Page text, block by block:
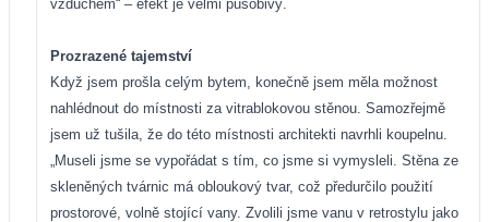
vzduchem“ – efekt je velmi působivý.
Prozrazené tajemství
Když jsem prošla celým bytem, konečně jsem měla možnost
nahlédnout do místnosti za vitrablokovou stěnou. Samozřejmě
jsem už tušila, že do této místnosti architekti navrhli koupelnu.
„Museli jsme se vypořádat s tím, co jsme si vymysleli. Stěna ze
skleněných tvárnic má obloukový tvar, což předurčilo použití
prostorové, volně stojící vany. Zvolili jsme vanu v retrostylu jako